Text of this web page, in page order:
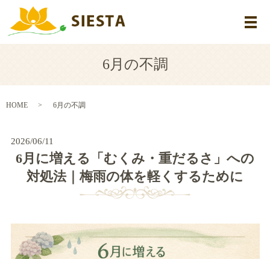
メ
6月の不調
HOME 6月の不調
2026/06/11
6月に増える「むくみ・重だるさ」への
対処法｜梅雨の体を軽くするために